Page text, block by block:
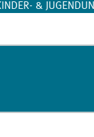
& JUGENDUNI